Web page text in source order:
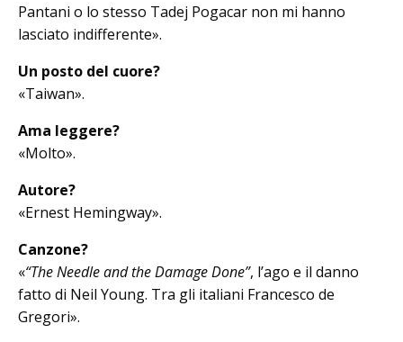
Pantani o lo stesso Tadej Po­gacar non mi hanno
lasciato indifferente».
Un posto del cuore?
«Taiwan».
Ama leggere?
«Molto».
Autore?
«Ernest Hemingway».
Canzone?
«“The Needle and the Damage Done”, l’ago e il danno
fatto di Neil Young. Tra gli italiani Francesco de
Gregori».